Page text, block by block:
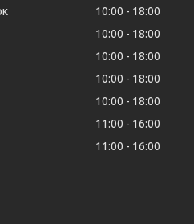
10:00
18:00
10:00
18:00
10:00
18:00
10:00
18:00
10:00
18:00
11:00
16:00
11:00 16:00